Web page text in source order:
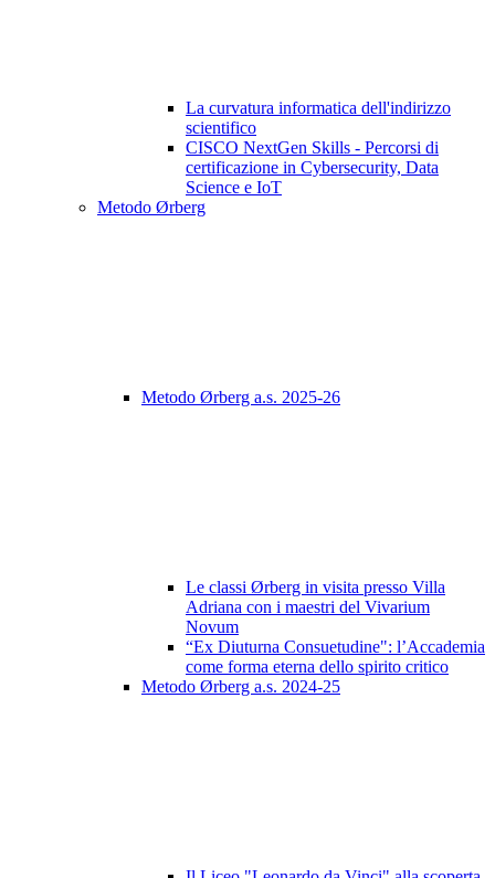
La curvatura informatica dell'indirizzo
scientifico
CISCO NextGen Skills - Percorsi di
certificazione in Cybersecurity, Data
Science e IoT
Metodo Ørberg
Metodo Ørberg a.s. 2025-26
Le classi Ørberg in visita presso Villa
Adriana con i maestri del Vivarium
Novum
“Ex Diuturna Consuetudine": l’Accademia
come forma eterna dello spirito critico
Metodo Ørberg a.s. 2024-25